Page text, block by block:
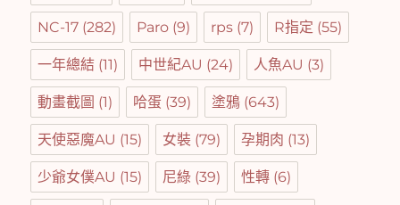
NC-17 (282) Paro (9) rps (7) R指定 (55)
一年總結 (11) 中世紀AU (24) 人魚AU (3)
動畫截圖 (1) 哈蛋 (39) 塗鴉 (643)
天使惡魔AU (15) 女裝 (79) 孕期肉 (13)
少爺女僕AU (15) 尼綠 (39) 性轉 (6)